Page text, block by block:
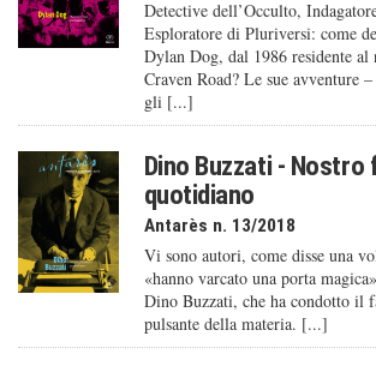
Detective dell’Occulto,
Esploratore di Pluriversi: come
Dylan Dog, dal 1986 residente al
Craven Road? Le sue avventure
gli [...]
Dino Buzzati -
quotidiano
Antarès n. 13/2018
Vi sono autori, come disse una
«hanno varcato una porta
Dino Buzzati, che ha condotto il
pulsante della materia. [...]